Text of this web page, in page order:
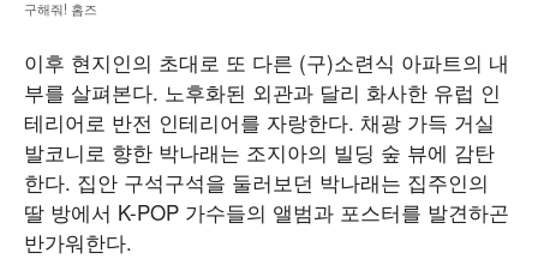
구해줘! 홈즈
이후 현지인의 초대로 또 다른 (구)소련식 아파트의 내
부를 살펴본다. 노후화된 외관과 달리 화사한 유럽 인
테리어로 반전 인테리어를 자랑한다. 채광 가득 거실
발코니로 향한 박나래는 조지아의 빌딩 숲 뷰에 감탄
한다. 집안 구석구석을 둘러보던 박나래는 집주인의
딸 방에서 K-POP 가수들의 앨범과 포스터를 발견하곤
반가워한다.